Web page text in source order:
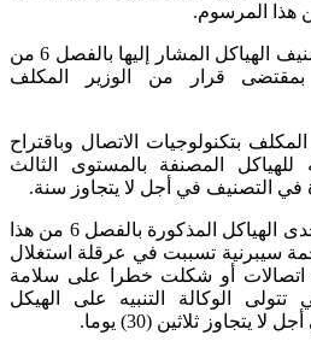
تضبط إجراءات وآليات تصنيف الهياكل المشار إليها بالفصل 6 من
قرار من الوزير المكلف
بتكنولوجيات الاتصال وباقتراح
للهياكل المصنفة بالمستوى الثالث
في التصنيف في أجل لا يتجاوز سنة.
عند تعرض احدى الهياكل المذكورة بالفصل 6 من هذا
سيبرنية تسببت في عرقلة استغلال
اتصالات أو شكلت خطرا على سلامة
تتولى الوكالة التنبيه على الهيكل
يتجاوز ثلاثين (30) يوما.